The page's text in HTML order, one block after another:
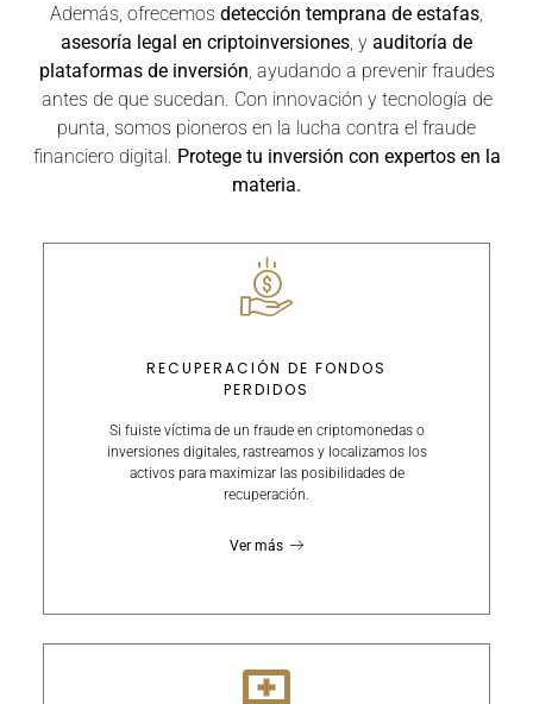
Además, ofrecemos detección temprana de estafas,
asesoría legal en criptoinversiones, y auditoría de
plataformas de inversión, ayudando a prevenir fraudes
antes de que sucedan. Con innovación y tecnología de
punta, somos pioneros en la lucha contra el fraude
financiero digital. Protege tu inversión con expertos en la
materia.
RECUPERACIÓN DE FONDOS
PERDIDOS
Si fuiste víctima de un fraude en criptomonedas o
inversiones digitales, rastreamos y localizamos los
activos para maximizar las posibilidades de
recuperación.
Ver más